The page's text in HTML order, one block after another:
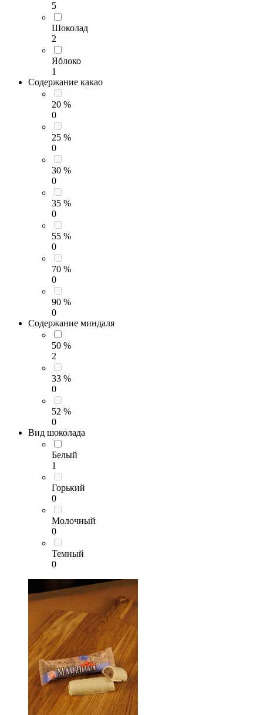
5
Шоколад
2
Яблоко
1
Содержание какао
20 %
0
25 %
0
30 %
0
35 %
0
55 %
0
70 %
0
90 %
0
Содержание миндаля
50 %
2
33 %
0
52 %
0
Вид шоколада
Белый
1
Горький
0
Молочный
0
Темный
0